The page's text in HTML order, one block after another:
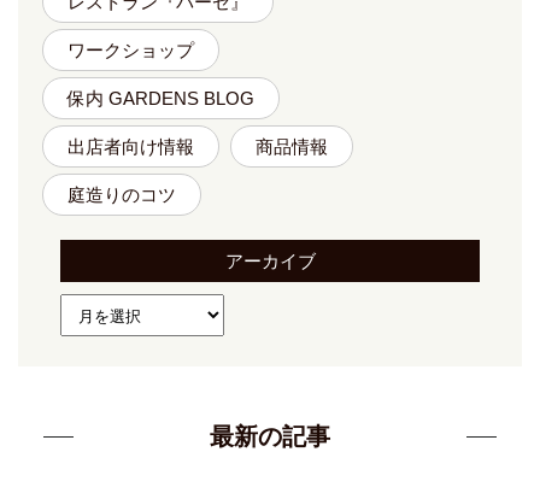
ワークショップ
保内 GARDENS BLOG
出店者向け情報 商品情報
庭造りのコツ
アーカイブ
最新の記事